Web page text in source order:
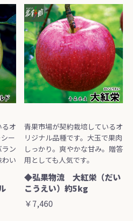
オ
ー
ン
い
青果市場が契約栽培しているオ
リジナル品種です。大玉で果肉
しっかり。爽やかな甘み。贈答
用としても人気です。
◆弘果物流 大紅栄（だい
こうえい）約5kg
￥7,460